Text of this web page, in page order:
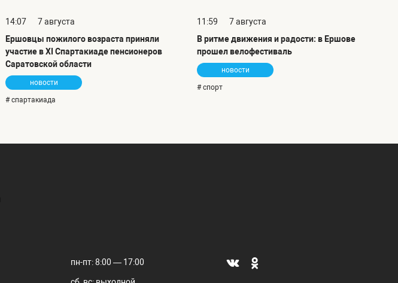
14:07
7 августа
Ершовцы пожилого возраста приняли
участие в XI Спартакиаде пенсионеров
Саратовской области
новости
# спартакиада
11:59
7 августа
В ритме движения и радости: в Ершове
прошел велофестиваль
новости
# спорт
пн-пт: 8:00 — 17:00